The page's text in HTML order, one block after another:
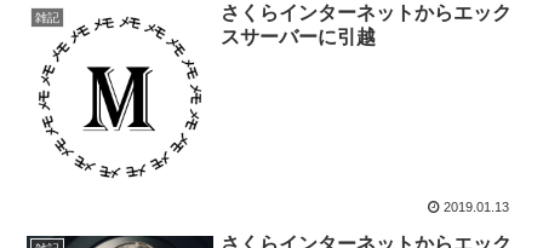
雑記
さくらインターネットからエック
スサーバーに引越
2019.01.13
さくらインターネットからエック